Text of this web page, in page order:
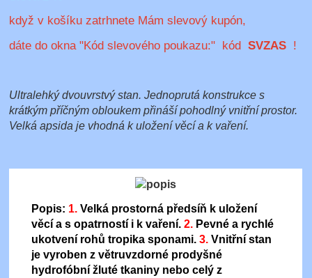
když v košíku zatrhnete Mám slevový kupón,
dáte do okna "Kód slevového poukazu:" kódSVZAS !
Ultralehký dvouvrstvý stan. Jednoprutá konstrukce s
krátkým příčným obloukem přináší pohodlný vnitřní prostor.
Velká apsida je vhodná k uložení věcí a k vaření.
Popis: 1. Velká prostorná předsíň k uložení
věcí a s opatrností i k vaření. 2. Pevné a rychlé
ukotvení rohů tropika sponami. 3. Vnitřní stan
je vyroben z větruvzdorné prodyšné
hydrofóbní žluté tkaniny nebo celý z